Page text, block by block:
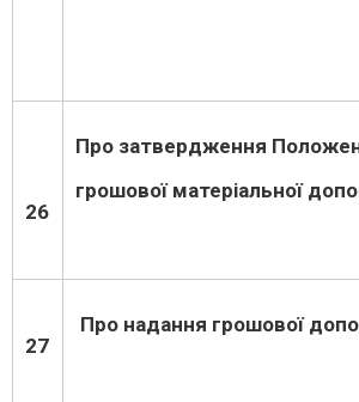
26
Про затвердження
грошової матеріальної
27
Про надання грошової